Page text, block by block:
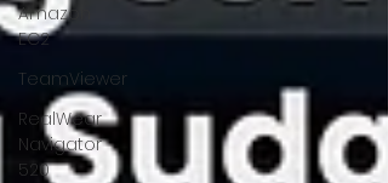
Amazon
EC2
TeamViewer
RealWear
Navigator
520